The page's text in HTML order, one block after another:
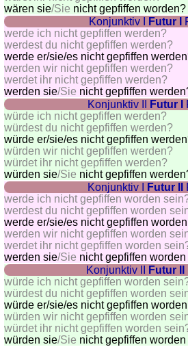
wären sie/Sie nicht gepfiffen worden?
Konjunktiv I
Futur I
werde ich nicht gepfiffen werden?
werdest du nicht gepfiffen werden?
werde er/sie/es nicht gepfiffen
werden wir nicht gepfiffen werden?
werdet ihr nicht gepfiffen werden?
werden sie/Sie nicht gepfiffen
Konjunktiv II
Futur I
würde ich nicht gepfiffen werden?
würdest du nicht gepfiffen werden?
würde er/sie/es nicht gepfiffen
würden wir nicht gepfiffen werden?
würdet ihr nicht gepfiffen werden?
würden sie/Sie nicht gepfiffen
Konjunktiv I
Futur II
werde ich nicht gepfiffen worden
werdest du nicht gepfiffen worden
werde er/sie/es nicht gepfiffen
werden wir nicht gepfiffen worden
werdet ihr nicht gepfiffen worden
werden sie/Sie nicht gepfiffen
Konjunktiv II
Futur II
würde ich nicht gepfiffen worden
würdest du nicht gepfiffen worden
würde er/sie/es nicht gepfiffen
würden wir nicht gepfiffen worden
würdet ihr nicht gepfiffen worden
würden sie/Sie nicht gepfiffen